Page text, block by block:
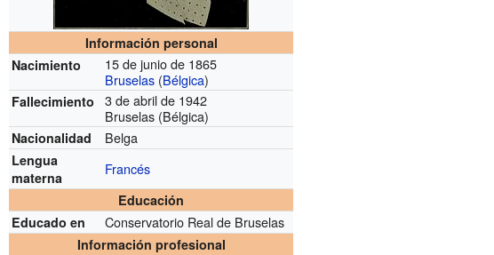
Información personal
Nacimiento
15 de junio de 1865
Bruselas (Bélgica)
Fallecimiento
3 de abril de 1942
Bruselas (Bélgica)
Nacionalidad Belga
Lengua
materna
Francés
Educación
Educado en
Conservatorio Real de Bruselas
Información profesional